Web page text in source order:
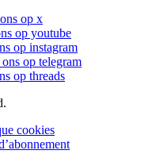
op x
op youtube
op instagram
op telegram
op threads
cookies